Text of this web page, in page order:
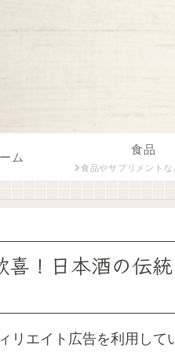
ム
食品
食品やサプリメントなど飲食に関係する内容をフードスペシャリ
喜！日本酒の伝
リエイト広告を利用して